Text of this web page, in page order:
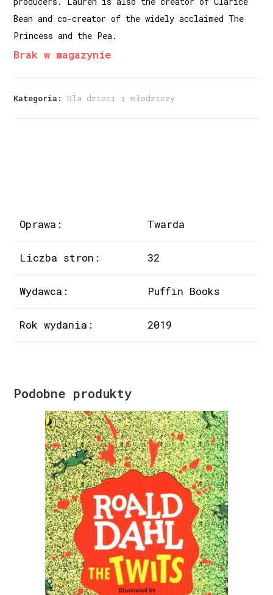
Bean and co-creator of the widely acclaimed The
Princess and the Pea.
Brak w magazynie
Kategoria: Dla dzieci i młodzieży
Oprawa: Twarda
Liczba stron: 32
Wydawca: Puffin Books
Rok wydania: 2019
Podobne produkty